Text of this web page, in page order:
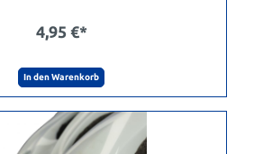
4,95 €*
In den Warenkorb